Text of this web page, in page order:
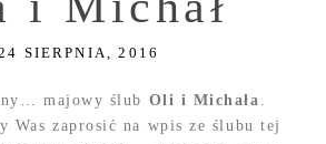
SIERPNIA, 2016
majowy ślub Oli i Michała
Was zaprosić na wpis ze ślubu tej